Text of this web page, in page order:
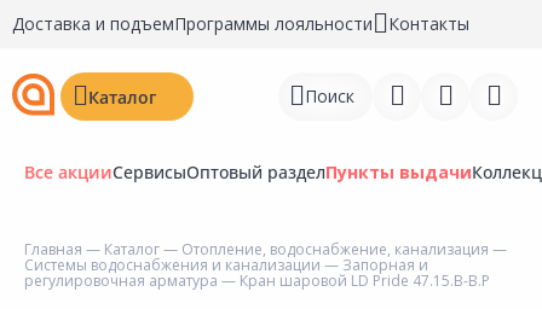
Доставка и подъемПрограммы лояльности Контакты
Каталог Поиск
Войти
Все акцииСервисыОптовый разделПункты выдачи
Главная — Каталог— Отопление, водоснабжение, канализация —
Системы водоснабжения и канализации — Запорная и
регулировочная арматура — Кран шаровой LD Pride 47.15.В-В.Р